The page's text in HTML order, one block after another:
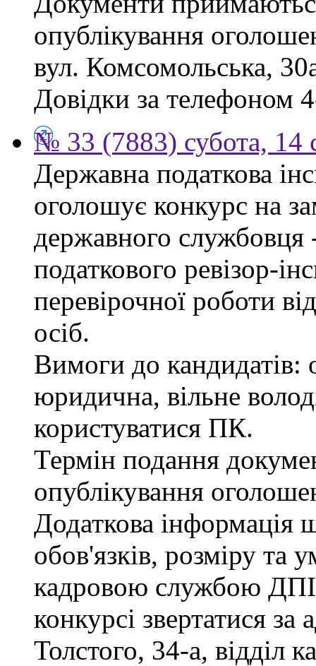
опублікування
вул. Комсомольська,
Довідки за телефоном
№ 33 (7883) субота, 14
Державна податкова
оголошує конкурс на
державного
податкового ревізор-
перевірочної роботи
осіб.
Вимоги до кандидатів:
юридична, вільне
користуватися ПК.
Термін подання
опублікування
Додаткова інформація
обов'язків, розміру та
кадровою службою
конкурсі звертатися
Толстого, 34-а, відділ